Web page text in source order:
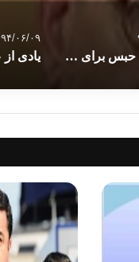
۱۰سال‌ حبس‌ برای ۱۶نفر‌ از‌ هواداران‌ مرسی
۹۴/۰۶/۰۹